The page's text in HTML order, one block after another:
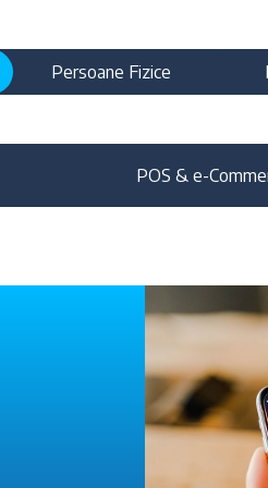
Persoane Fizice
POS & e-